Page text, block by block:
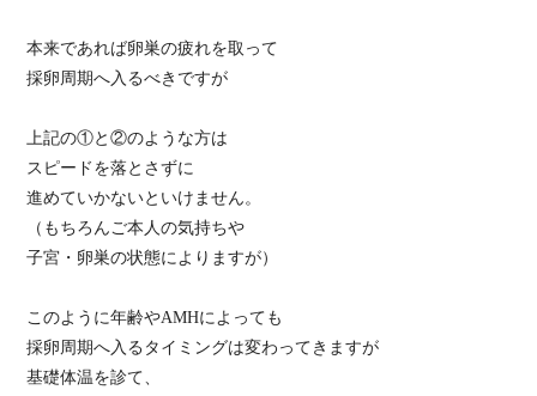
本来であれば卵巣の疲れを取って
採卵周期へ入るべきですが
上記の①と②のような方は
スピードを落とさずに
進めていかないといけません。
（もちろんご本人の気持ちや
子宮・卵巣の状態によりますが）
このように年齢やAMHによっても
採卵周期へ入るタイミングは変わってきますが
基礎体温を診て、